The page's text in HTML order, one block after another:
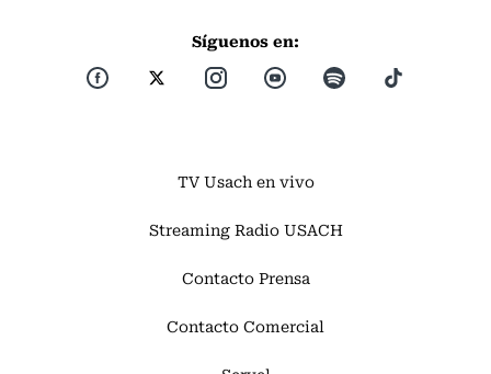
Síguenos en:
TV Usach en vivo
Streaming Radio USACH
Contacto Prensa
Contacto Comercial